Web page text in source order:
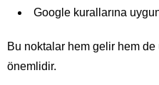
Google kurallarına
Bu noktalar hem gelir hem de
önemlidir.